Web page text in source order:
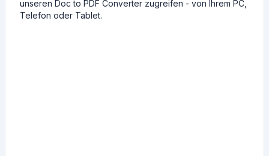
unseren Doc to PDF Converter zugreifen - von Ihrem PC,
Telefon oder Tablet.